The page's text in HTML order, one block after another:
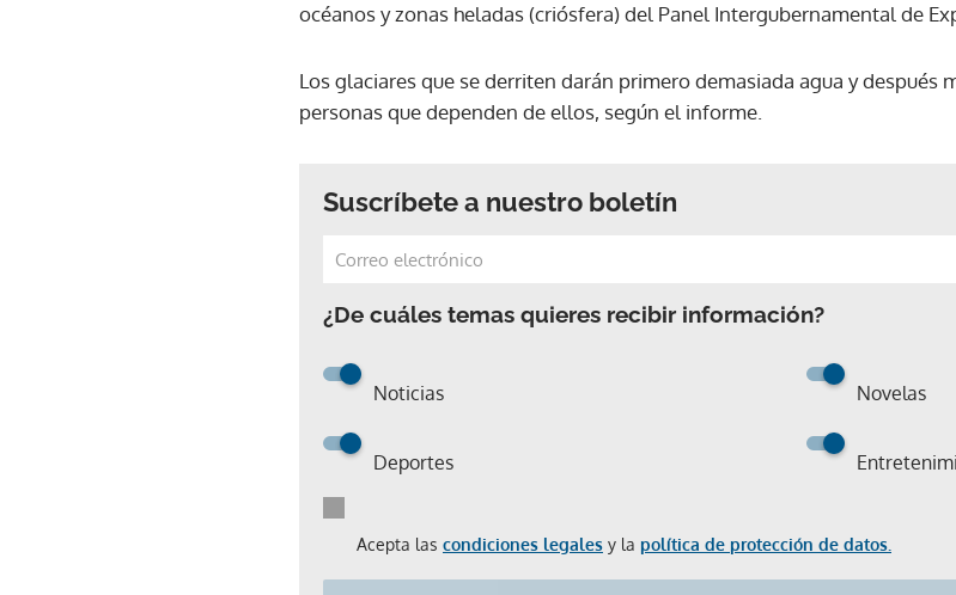
océanos y zonas heladas (criósfera) del Panel Intergubernamental de
Los glaciares que se derriten darán primero demasiada agua y después
personas que dependen de ellos, según el informe.
Suscríbete a nuestro boletín
¿De cuáles temas quieres recibir información?
Noticias Novelas
Deportes
Acepta las condiciones legales y la política de protección de datos.